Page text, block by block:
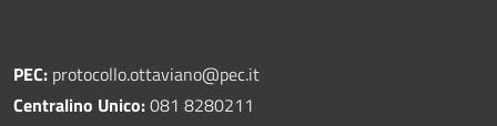
PEC: protocollo.ottaviano@pec.it
Centralino Unico:081 8280211